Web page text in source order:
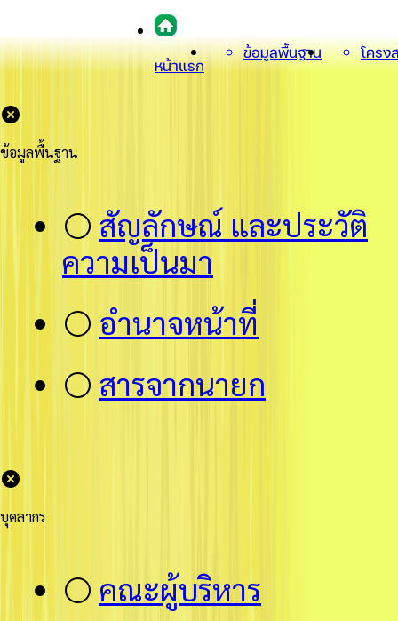
หน้าแรก
ข้อมูลพื้นฐาน โครง
ข้อมูลพื้นฐาน
⚪ สัญลักษณ์ และประวัติ
ความเป็นมา
⚪ อำนาจหน้าที่
⚪ สารจากนายก
บุคลากร
⚪ คณะผู้บริหาร